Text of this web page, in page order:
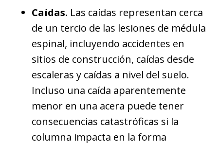
Caídas. Las caídas representan cerca
de un tercio de las lesiones de médula
espinal, incluyendo accidentes en
sitios de construcción, caídas desde
escaleras y caídas a nivel del suelo.
Incluso una caída aparentemente
menor en una acera puede tener
consecuencias catastróficas si la
columna impacta en la forma